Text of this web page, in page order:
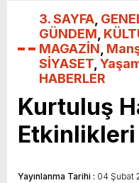
3. SAYFA
GÜNDEM
MAGAZİN
SİYASET
HABERLER
Kurtuluş
Etkinlikleri
Yayınlanma Tarihi : 04 Şubat